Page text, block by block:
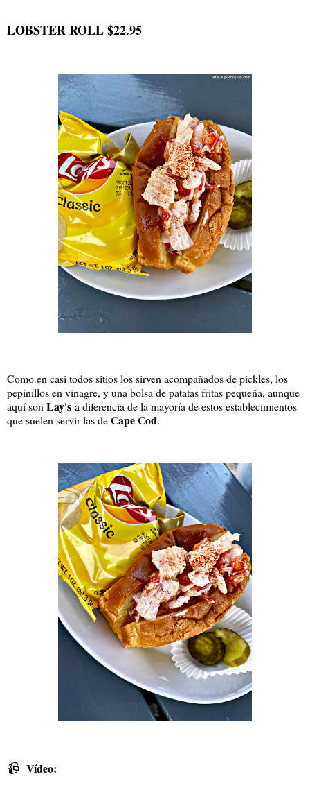
LOBSTER ROLL $22.95
Como en casi todos sitios los sirven acompañados de pickles, los
pepinillos en vinagre, y una bolsa de patatas fritas pequeña, aunque
aquí son Lay's a diferencia de la mayoría de estos establecimientos
que suelen servir las deCape Cod.
📹 Vídeo: